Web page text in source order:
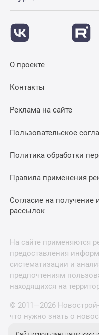
О проекте
Контакты
Реклама на сайте
Пользовательское
Политика обработки
Правила применения
Согласие на
рассылок
На сайте применяются
предоставления
систематизации и
предпочтениям
находящихся на
© 2011—2026
что нужно знать о